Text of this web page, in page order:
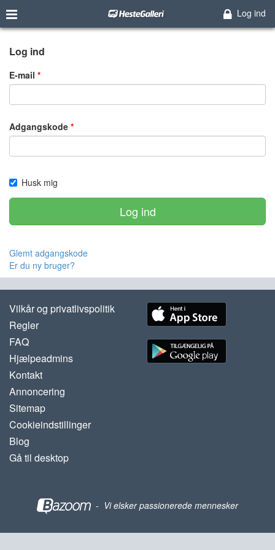
Log ind
Log ind
E-mail
Adgangskode
Husk mig
Log ind
Glemt adgangskode
Er du ny bruger?
Vilkår og privatlivspolitik
Regler
FAQ
Hjælpeadmins
Kontakt
Annoncering
Sitemap
Cookieindstillinger
Blog
Gå til desktop
- Vi elsker passionerede mennesker